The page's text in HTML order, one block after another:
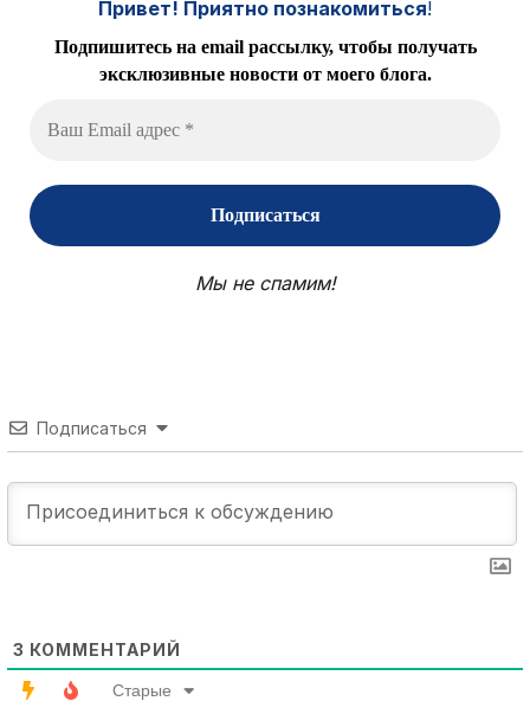
Привет! Приятно познакомиться!
Подпишитесь на email рассылку, чтобы получать
эксклюзивные новости от моего блога.
Мы не спамим!
Подписаться
3 КОММЕНТАРИЙ
Старые